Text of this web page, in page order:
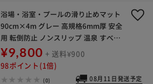
浴場・浴室・プールの滑り止めマット
90cm×4m グレー 高規格6mm厚 安全
用 転倒防止 ノンスリップ 温泉 すべり
どめマット シート PVC ゴムマット ラ
バー【代引き不可】
¥9,800 + 送料¥900
98ポイント(1倍)
(0) 08月11日発送予定